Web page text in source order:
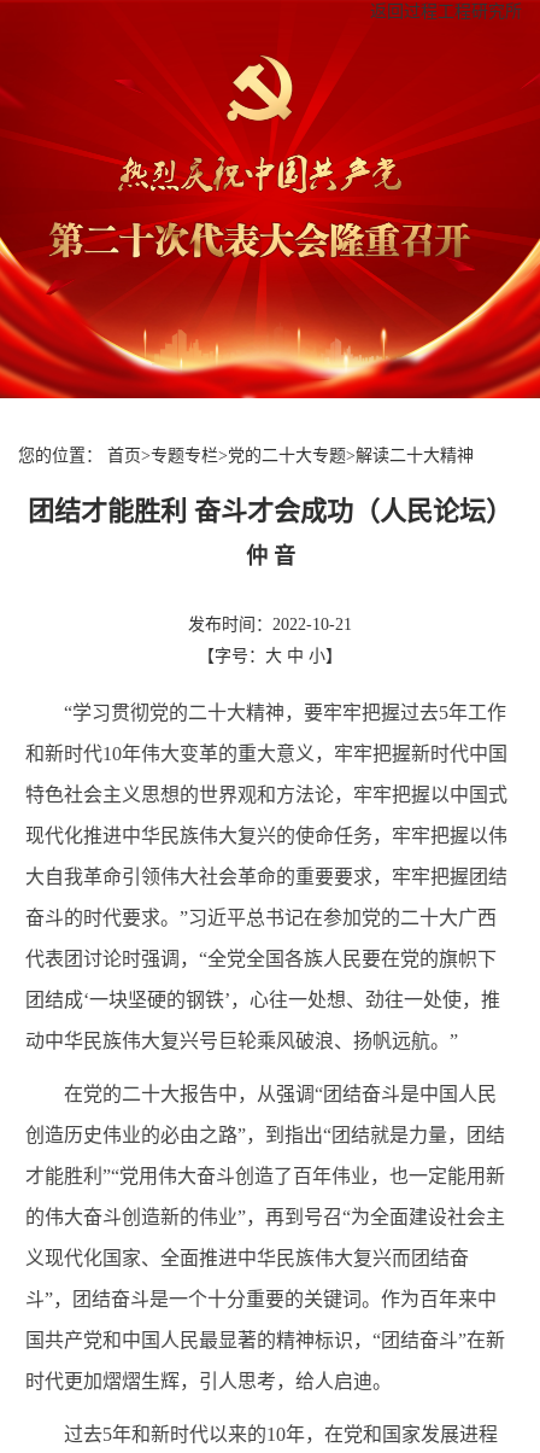
返回过程工程研究所
您的位置： 首页>专题专栏>党的二十大专题>解读二十大精神
团结才能胜利 奋斗才会成功（人民论坛）
仲 音
发布时间：2022-10-21
【字号： 大 中 小】
“学习贯彻党的二十大精神，要牢牢把握过去5年工作
和新时代10年伟大变革的重大意义，牢牢把握新时代中国
特色社会主义思想的世界观和方法论，牢牢把握以中国式
现代化推进中华民族伟大复兴的使命任务，牢牢把握以伟
大自我革命引领伟大社会革命的重要要求，牢牢把握团结
奋斗的时代要求。”习近平总书记在参加党的二十大广西
代表团讨论时强调，“全党全国各族人民要在党的旗帜下
团结成‘一块坚硬的钢铁’，心往一处想、劲往一处使，推
动中华民族伟大复兴号巨轮乘风破浪、扬帆远航。”
在党的二十大报告中，从强调“团结奋斗是中国人民
创造历史伟业的必由之路”，到指出“团结就是力量，团结
才能胜利”“党用伟大奋斗创造了百年伟业，也一定能用新
的伟大奋斗创造新的伟业”，再到号召“为全面建设社会主
义现代化国家、全面推进中华民族伟大复兴而团结奋
斗”，团结奋斗是一个十分重要的关键词。作为百年来中
国共产党和中国人民最显著的精神标识，“团结奋斗”在新
时代更加熠熠生辉，引人思考，给人启迪。
过去5年和新时代以来的10年，在党和国家发展进程